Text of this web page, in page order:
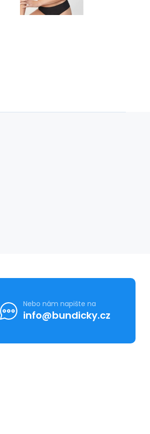
Nebo nám napište na
info@bundicky.cz